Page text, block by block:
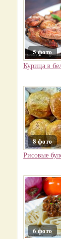
5 фото
Курица в
8 фото
Рисовые
6 фото